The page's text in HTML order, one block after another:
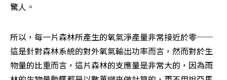
驚人。
所以，每一片森林所產生的氧氣淨產量非常接近於零──
這是針對森林系統的對外氧氣輸出功率而言，然而對於生
物量的比重而言，這片森林的支應量是非常大的，因為雨